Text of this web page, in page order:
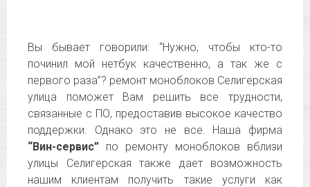
Вы бывает говорили: “Нужно, чтобы кто-то
починил мой нетбук качественно, а так же с
первого раза”? ремонт моноблоков Селигерская
улица поможет Вам решить все трудности,
связанные с ПО, предоставив высокое качество
поддержки. Однако это не все. Наша фирма
“Вин-сервис” по ремонту моноблоков вблизи
улицы Селигерская также дает возможность
нашим клиентам получить такие услуги как